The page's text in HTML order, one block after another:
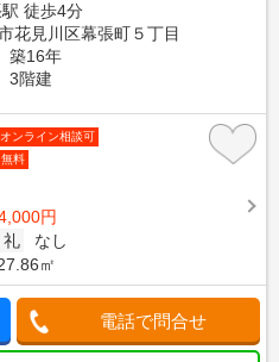
徒歩4分
花見川区幕張町５丁目
築16年
3階建
ンライン相談可
料
円
礼
なし
㎡
電話で問合せ